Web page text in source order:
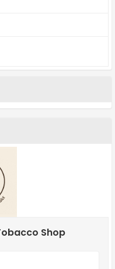
Shop